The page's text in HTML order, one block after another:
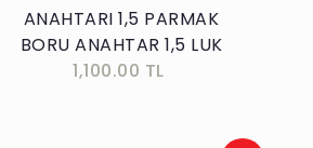
ANAHTARI 1,5 PARMAK
BORU ANAHTAR 1,5 LUK
1,100.00 TL